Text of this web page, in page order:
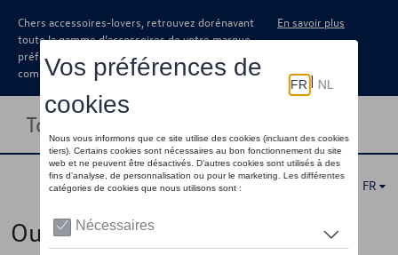
Chers accessoires-lovers, retrouvez dorénavant
toute la gamme d’accessoires de votre marque
préférée sous forme de catalogue à
commander auprès de votre concessionaire.
En savoir plus
Toggle navigation
FR
Oups !